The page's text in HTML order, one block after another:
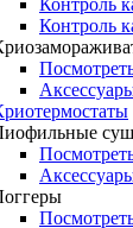
Контроль
Контроль